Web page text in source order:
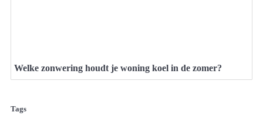
Welke zonwering houdt je woning koel in de zomer?
Tags